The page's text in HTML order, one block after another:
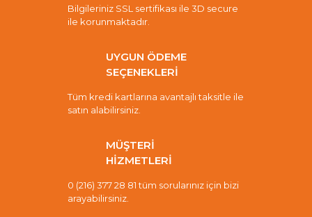
Bilgileriniz SSL sertifikası ile 3D secure
ile korunmaktadır.
UYGUN ÖDEME
SEÇENEKLERİ
Tüm kredi kartlarına avantajlı taksitle ile
satın alabilirsiniz.
MÜŞTERİ
HİZMETLERİ
0 (216) 377 28 81 tüm sorularınız için bizi
arayabilirsiniz.